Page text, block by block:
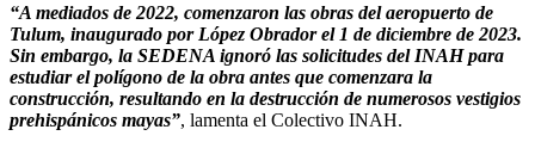
“A mediados de 2022, comenzaron las obras del aeropuerto de
Tulum, inaugurado por López Obrador el 1 de diciembre de 2023.
Sin embargo, la SEDENA ignoró las solicitudes del INAH para
estudiar el polígono de la obra antes que comenzara la
construcción, resultando en la destrucción de numerosos vestigios
prehispánicos mayas”, lamenta el Colectivo INAH.